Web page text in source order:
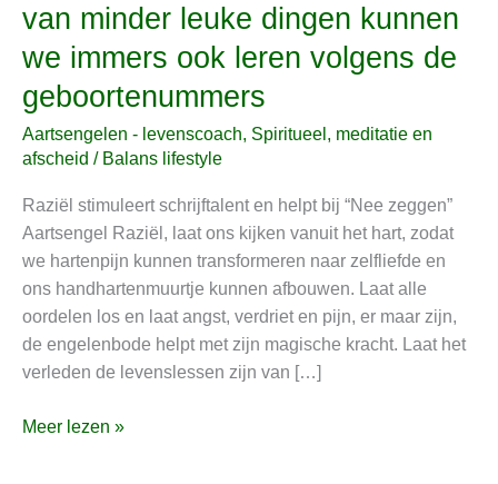
van minder leuke dingen kunnen
we immers ook leren volgens de
geboortenummers
Aartsengelen - levenscoach, Spiritueel, meditatie en
afscheid / Balans lifestyle
Raziël stimuleert schrijftalent en helpt bij “Nee zeggen”
Aartsengel Raziël, laat ons kijken vanuit het hart, zodat
we hartenpijn kunnen transformeren naar zelfliefde en
ons handhartenmuurtje kunnen afbouwen. Laat alle
oordelen los en laat angst, verdriet en pijn, er maar zijn,
de engelenbode helpt met zijn magische kracht. Laat het
verleden de levenslessen zijn van […]
stimuleert
schrijftalent,
minder
leuke
dingen
kunnen
we
immers
leren
volgens
Meer lezen »